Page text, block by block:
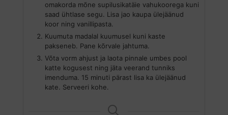
omakorda mõne supilusikatäie vahukoorega kuni
saad ühtlase segu. Lisa jao kaupa ülejäänud
koor ning vanillipasta.
Kuumuta madalal kuumusel kuni kaste
pakseneb. Pane kõrvale jahtuma.
Võta vorm ahjust ja laota pinnale umbes pool
katte kogusest ning jäta veerand tunniks
imenduma. 15 minuti pärast lisa ka ülejäänud
kate. Serveeri kohe.